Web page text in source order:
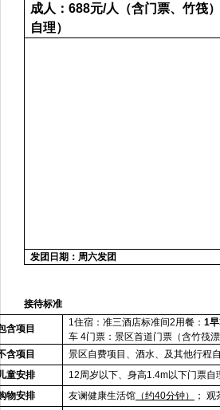
成人：688元/人（含门票、竹筏）
自理）
发团日期：周六发团
接待标准
含项目
1住宿：准三酒店标准间2用餐： 1
车 4门票：景区首道门票（含竹筏
含项目
景区自费项目、酒水、及其他行程
童安排
12周岁以下、身高1.4m以下门票自
物安排
友谰健康生活馆（约40分钟） ；